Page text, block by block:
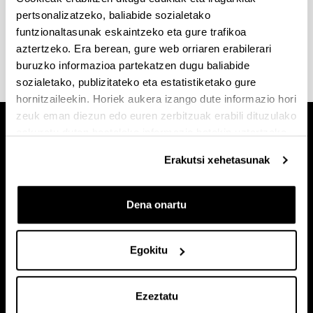
pertsonalizatzeko, baliabide sozialetako
funtzionaltasunak eskaintzeko eta gure trafikoa
aztertzeko. Era berean, gure web orriaren erabilerari
buruzko informazioa partekatzen dugu baliabide
sozialetako, publizitateko eta estatistiketako gure
hornitzaileekin. Horiek aukera izango dute informazio hori
zeuk eman diezun edo euren zerbitzuak erabili dituzulako
Erakutsi xehetasunak
Dena onartu
Egokitu
Ezeztatu
Kontsulta ezazuakademia egutegia eta azterketen
datak
Zientzia eta Teknologia Fakultateko
webgunean.